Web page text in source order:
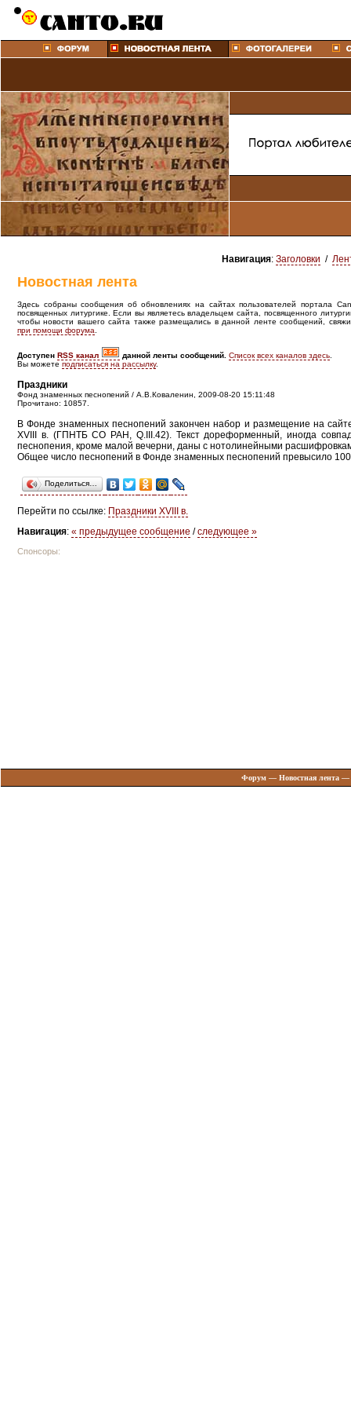
Навигация: Заголовки /
Новостная лента
Здесь собраны сообщения об обновлениях на сайтах пользователей портала
посвященных литургике. Если вы являетесь владельцем сайта, посвященного
чтобы новости вашего сайта также размещались в данной ленте сообщений,
при помощи форума
Доступен RSS канал данной ленты сообщений. Список всех каналов здесь
Вы можете подписаться на рассылку.
Праздники
Фонд знаменных песнопений / А.В.Коваленин, 2009-08-20 15:11:48
Прочитано: 10857.
В Фонде знаменных песнопений закончен набор и размещение на
XVIII в. (ГПНТБ СО РАН, Q.III.42). Текст дореформенный, иногда
песнопения, кроме малой вечерни, даны с нотолинейными
Общее число песнопений в Фонде знаменных песнопений превысило
Поделиться…
Перейти по ссылке: Праздники XVIII в.
Навигация: « предыдущее сообщение /следующее »
Спонсоры:
Форум— Новостная лента—